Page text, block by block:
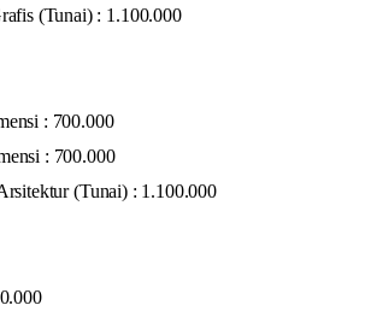
(Tunai) : 1.100.000
: 700.000
: 700.000
(Tunai) : 1.100.000